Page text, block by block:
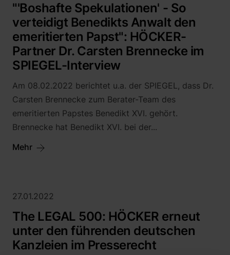
"'Boshafte Spekulationen' - So
verteidigt Benedikts Anwalt den
emeritierten Papst": HÖCKER-
Partner Dr. Carsten Brennecke im
SPIEGEL-Interview
Am 08.02.2022 berichtet u.a. der SPIEGEL, dass Dr.
Carsten Brennecke zum Berater-Team des
emeritierten Papstes Benedikt XVI. gehört.
Brennecke hat Benedikt XVI. bei der...
Mehr
27.01.2022
The LEGAL 500: HÖCKER erneut
unter den führenden deutschen
Kanzleien im Presserecht